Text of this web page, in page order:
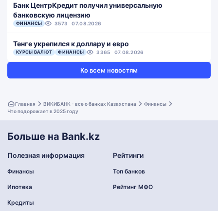
Банк ЦентрКредит получил универсальную
банковскую лицензию
ФИНАНСЫ 3573 07.08.2026
Тенге укрепился к доллару и евро
КУРСЫ ВАЛЮТ ФИНАНСЫ 3365 07.08.2026
Ко всем новостям
Главная ВИКИБАНК - все о банках Казахстана
Финансы
Что подорожает в 2025 году
Больше на Bank.kz
Полезная информация
Финансы
Ипотека
Кредиты
Рейтинги
Топ банков
Рейтинг МФО